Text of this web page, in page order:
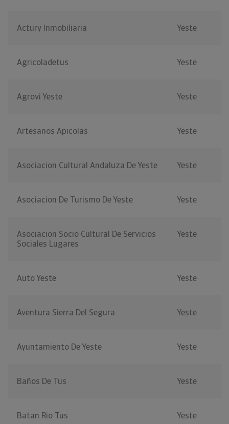
Actury Inmobiliaria Yeste
Agricoladetus Yeste
Agrovi Yeste Yeste
Artesanos Apicolas Yeste
Asociacion Cultural Andaluza De Yeste Yeste
Asociacion De Turismo De Yeste Yeste
Asociacion Socio Cultural De Servicios
Sociales Lugares
Yeste
Auto Yeste Yeste
Aventura Sierra Del Segura Yeste
Ayuntamiento De Yeste Yeste
Baños De Tus Yeste
Batan Rio Tus Yeste